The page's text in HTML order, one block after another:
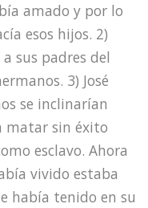
amado y por lo
esos hijos. 2)
sus padres del
3) José
se inclinarían
matar sin éxito
esclavo. Ahora
vivido estaba
había tenido en su